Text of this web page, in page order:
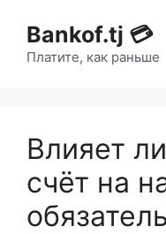
Bankof.tj 💳
Платите, как раньше
Влияет
счёт на